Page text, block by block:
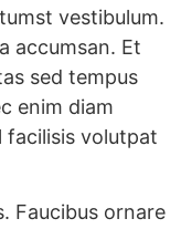
vestibulum.
accumsan. Et
sed tempus
enim diam
facilisis volutpat
Faucibus ornare